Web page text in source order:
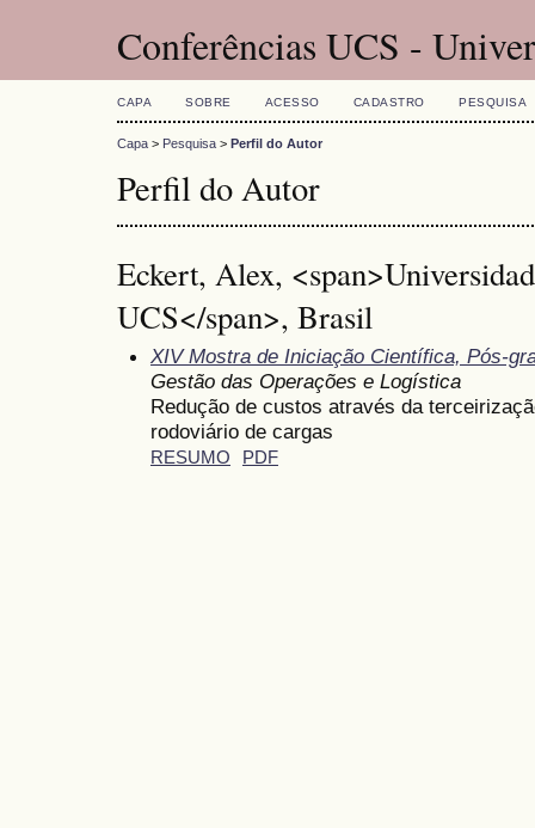
Conferências UCS -
CAPA SOBRE ACESSO CADASTRO PESQUISA
Capa > Pesquisa > Perfil do Autor
Perfil do Autor
Eckert, Alex,
UCS</span>, Brasil
XIV Mostra de Iniciação Científica, Pós-
Gestão das Operações e Logística
Redução de custos através da
rodoviário de cargas
RESUMO PDF